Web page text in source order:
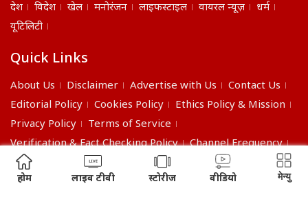
देश विदेश खेल मनोरंजन लाइफस्टाइल वायरल न्यूज़
धर्म
यूटिलिटी
Quick Links
About Us Disclaimer Advertise with Us
Contact Us
Editorial Policy
Cookies Policy
Ethics Policy & Mission
Privacy Policy
Terms of Service
Verification & Fact Checking Policy
Channel Frequency
©2026 India Daily. All right reserved.
होम लाइव टीवी स्टोरीज वीडियो मेन्यु